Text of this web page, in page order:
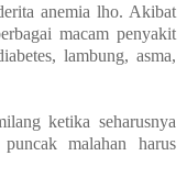
anemia lho. Akibat
macam penyakit
lambung, asma,
ketika seharusnya
malahan harus